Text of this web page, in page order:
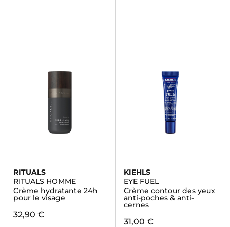
RITUALS
RITUALS HOMME
Crème hydratante 24h
pour le visage
32,90 €
KIEHLS
EYE FUEL
Crème contour des yeux
anti-poches & anti-
cernes
31,00 €